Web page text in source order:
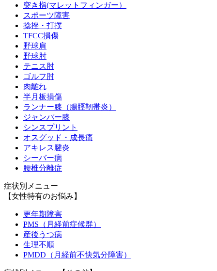
突き指(マレットフィンガー）
スポーツ障害
捻挫・打撲
TFCC損傷
野球肩
野球肘
テニス肘
ゴルフ肘
肉離れ
半月板損傷
ランナー膝（腸脛靭帯炎）
ジャンパー膝
シンスプリント
オスグッド・成長痛
アキレス腱炎
シーバー病
腰椎分離症
症状別メニュー
【女性特有のお悩み】
更年期障害
PMS（月経前症候群）
産後うつ病
生理不順
PMDD（月経前不快気分障害）